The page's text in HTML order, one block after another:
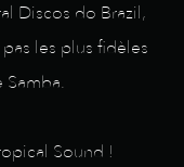
Discos do Brazil,
les plus fidèles
Sound !